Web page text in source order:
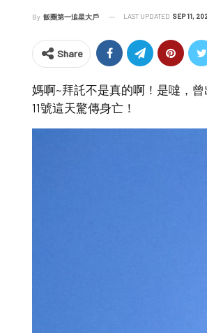
By 飯圈第一追星大戶 LAST UPDATED SEP 11,
Share
媽啊~拜託不是真的啊！是噠，
11號這天驚傳身亡！